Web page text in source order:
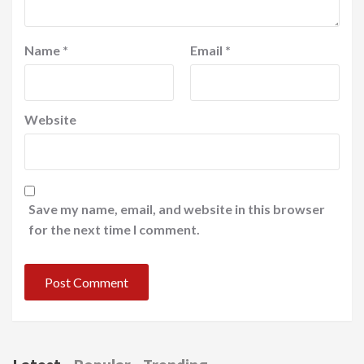
Name * Email *
Website
Save my name, email, and website in this browser
for the next time I comment.